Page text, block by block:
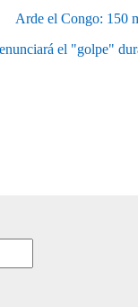
Arde el Congo: 150
el "golpe"